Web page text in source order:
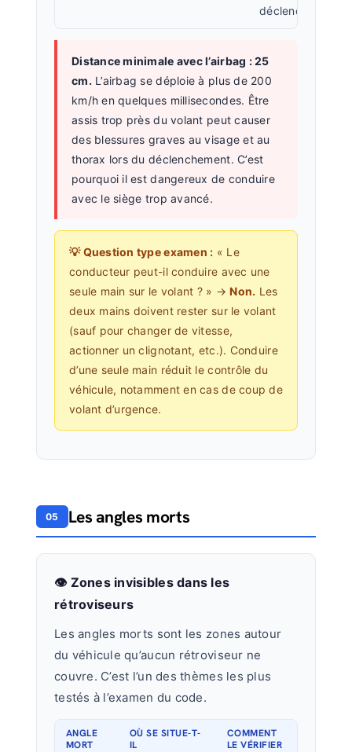
déclenche
Distance minimale avec l’airbag : 25
cm. L’airbag se déploie à plus de 200
km/h en quelques millisecondes. Être
assis trop près du volant peut causer
des blessures graves au visage et au
thorax lors du déclenchement. C’est
pourquoi il est dangereux de conduire
avec le siège trop avancé.
💡 Question type examen : « Le
conducteur peut-il conduire avec une
seule main sur le volant ? » → Non. Les
deux mains doivent rester sur le volant
(sauf pour changer de vitesse,
actionner un clignotant, etc.). Conduire
d’une seule main réduit le contrôle du
véhicule, notamment en cas de coup de
volant d’urgence.
05 Les angles morts
👁️ Zones invisibles dans les
rétroviseurs
Les angles morts sont les zones autour
du véhicule qu’aucun rétroviseur ne
couvre. C’est l’un des thèmes les plus
testés à l’examen du code.
ANGLE
MORT
OÙ SE SITUE-T-
IL
COMMENT
LE VÉRIFIER